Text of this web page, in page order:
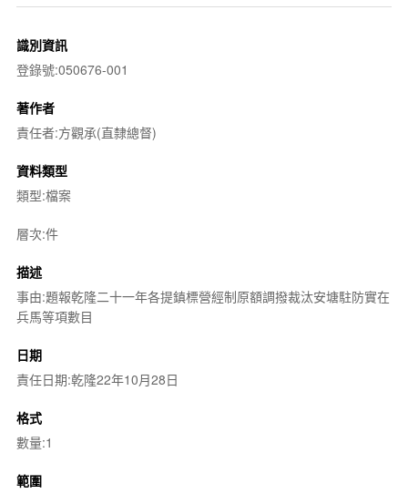
識別資訊
登錄號:050676-001
著作者
責任者:方觀承(直隸總督)
資料類型
類型:檔案
層次:件
描述
事由:題報乾隆二十一年各提鎮標營經制原額調撥裁汰安塘駐防實在
兵馬等項數目
日期
責任日期:乾隆22年10月28日
格式
數量:1
範圍